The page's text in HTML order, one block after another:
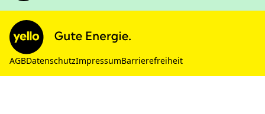
AGBDatenschutzImpressumBarrierefreiheit